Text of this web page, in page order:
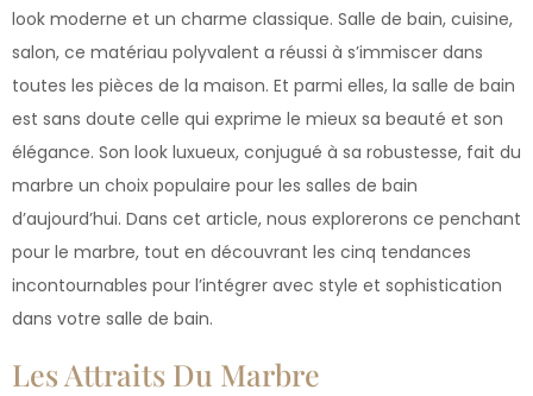
look moderne et un charme classique. Salle de bain, cuisine,
salon, ce matériau polyvalent a réussi à s’immiscer dans
toutes les pièces de la maison. Et parmi elles, la salle de bain
est sans doute celle qui exprime le mieux sa beauté et son
élégance. Son look luxueux, conjugué à sa robustesse, fait du
marbre un choix populaire pour les salles de bain
d’aujourd’hui. Dans cet article, nous explorerons ce penchant
pour le marbre, tout en découvrant les cinq tendances
incontournables pour l’intégrer avec style et sophistication
dans votre salle de bain.
Les Attraits Du Marbre